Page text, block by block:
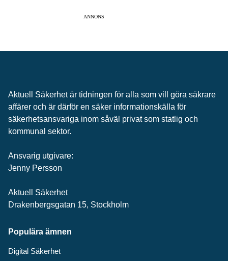
ANNONS
Aktuell Säkerhet är tidningen för alla som vill göra säkrare
affärer och är därför en säker informationskälla för
säkerhets­ansvariga inom såväl privat som statlig och
kommunal sektor.
Ansvarig utgivare:
Jenny Persson
Aktuell Säkerhet
Drakenbergsgatan 15, Stockholm
Populära ämnen
Digital Säkerhet